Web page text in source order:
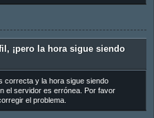
¡pero la hora sigue siendo
correcta y la hora sigue siendo
el servidor es errónea. Por favor
el problema.